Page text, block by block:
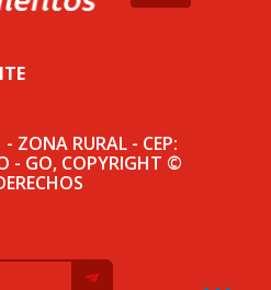
ZONA RURAL - CEP:
- GO, COPYRIGHT ©